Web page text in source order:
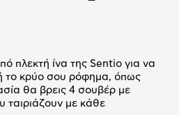
πλεκτή ίνα της Sentio για να
το κρύο σου ρόφημα, όπως
θα βρεις 4 σουβέρ με
ταιριάζουν με κάθε